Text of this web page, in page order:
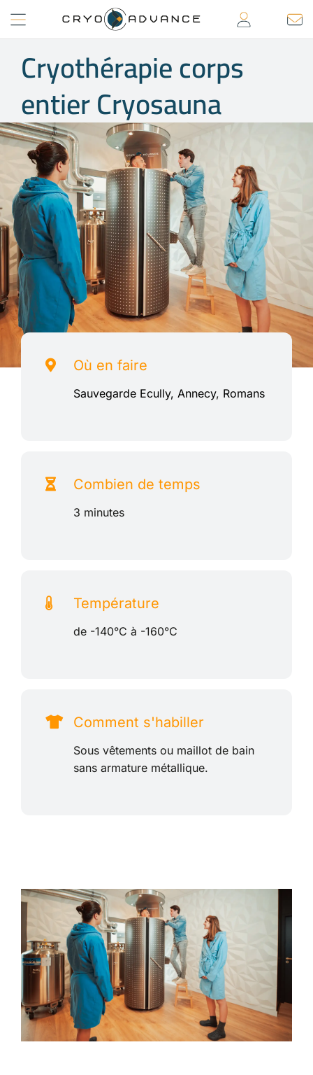
au
contenuCryothérapie corps
entier Cryosauna
Où en faire
Sauvegarde Ecully, Annecy, Romans
Combien de temps
3 minutes
Température
de -140°C à -160°C
Comment s'habiller
Sous vêtements ou maillot de bain
sans armature métallique.